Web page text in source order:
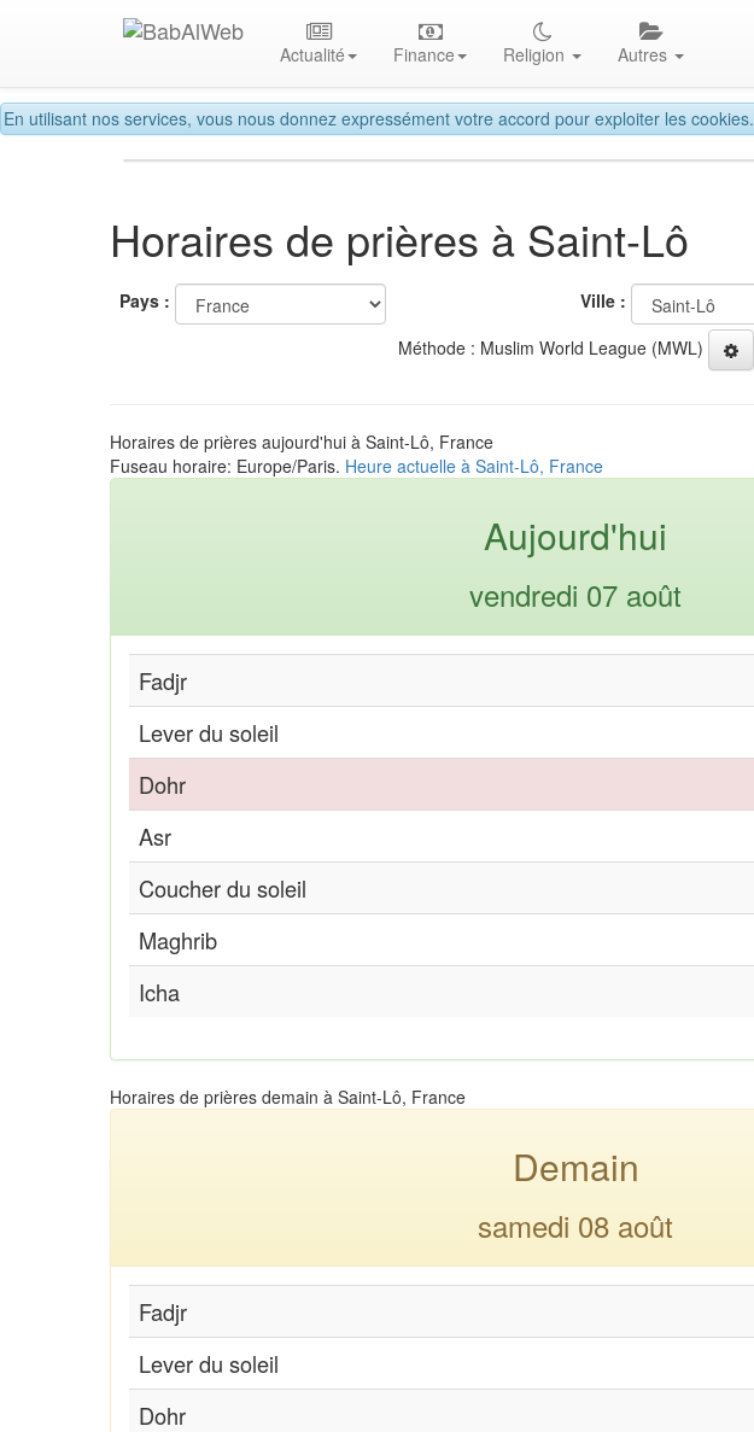
En utilisant nos services, vous nous donnez expressément votre accord pour exploiter les cookies.
Actualité Finance Religion Autres
Horaires de prières à Saint-Lô
Pays :
Ville :
Méthode : Muslim World League (MWL)
Horaires de prières aujourd'hui à Saint-Lô, France
Fuseau horaire: Europe/Paris. Heure actuelle à Saint-Lô, France
Aujourd'hui
vendredi 07 août
Fadjr
Lever du soleil
Dohr
Asr
Coucher du soleil
Maghrib
Icha
Horaires de prières demain à Saint-Lô, France
Demain
samedi 08 août
Fadjr
Lever du soleil
Dohr